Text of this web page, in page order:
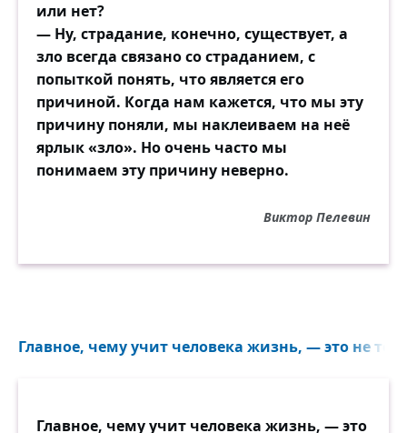
свиданье!»
А он, слепой мудрец! при гробе стонет он,
С отрадой бытия несчастный разлучён,
Надежды сладкого не внемлет он привета,
Подходит к гробу он, взывает… нет ответа.
Видали ль вы его в безмолвных тех
местах,
Где кровных и друзей священный тлеет
Видали ль вы его над хладною могилой,
К почившим позванный вечерней
В слезах отчаянья, в слезах ожесточенья,
Рыдает — и меж тем под сенью тёмных ив,
или нет?
— Ну, страдание, конечно, существует, а
зло всегда связано со страданием, с
попыткой понять, что является его
причиной. Когда нам кажется, что мы эту
причину поняли, мы наклеиваем на неё
ярлык «зло». Но очень часто мы
понимаем эту причину неверно.
Виктор Пелевин
Главное, чему учит человека жизнь, — это не
Главное, чему учит человека жизнь, — это